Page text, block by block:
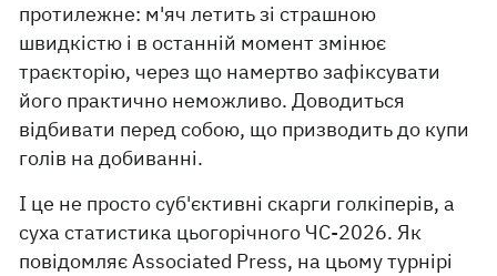
протилежне: м'яч летить зі страшною
швидкістю і в останній момент змінює
траєкторію, через що намертво зафіксувати
його практично неможливо. Доводиться
відбивати перед собою, що призводить до купи
голів на добиванні.
І це не просто суб'єктивні скарги голкіперів, а
суха статистика цьогорічного ЧС-2026. Як
повідомляє Associated Press, на цьому турнірі